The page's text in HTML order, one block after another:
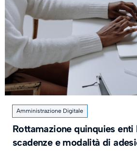
Amministrazione Digitale
Rottamazione quinquies
scadenze e modalità di